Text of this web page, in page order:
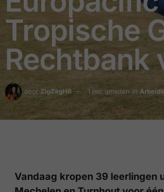
Tropische
Rechtbank
door ZigZagHR 1 jaar geleden in
Vandaag kropen 39 leerlingen